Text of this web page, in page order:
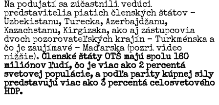
Na podujatí sa zúčastnili vedúci
predstavitelia piatich členských štátov –
Uzbekistanu, Turecka, Azerbajdžanu,
Kazachstanu, Kirgizska, ako aj zástupcovia
dvoch pozorovateľských krajín – Turkménska a
čo je zaujímavé – Maďarska (pozri video
nižšie). Členské štáty OTŠ majú spolu 160
miliónov ľudí, čo je viac ako 2 percentá
svetovej populácie, a podľa parity kúpnej sily
predstavujú viac ako 3 percentá celosvetového
HDP.